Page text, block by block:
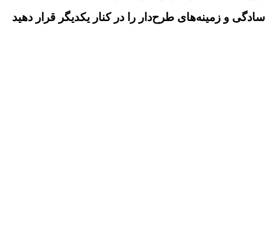
سادگی و زمینه‌های طرح‌دار را در کنار یکدیگر قرار دهید